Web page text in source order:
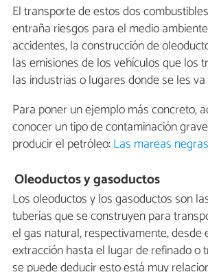
El transporte de estos dos
entraña riesgos para el medio
accidentes, la construcción de
las emisiones de los vehículos que los
las industrias o lugares donde se les
Para poner un ejemplo más concreto,
conocer un tipo de contaminación
producir el petróleo:Las mareas negras
Oleoductos y gasoductos
Los oleoductos y los gasoductos son
tuberías que se construyen para
el gas natural, respectivamente, desde
extracción hasta el lugar de refinado o